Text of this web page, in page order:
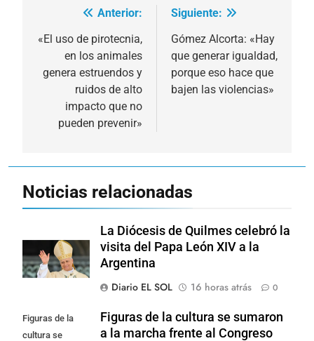
Navegación
de
entradas
Anterior:
«El uso de pirotecnia,
en los animales
genera estruendos y
ruidos de alto
impacto que no
pueden prevenir»
Siguiente:
Gómez Alcorta: «Hay
que generar igualdad,
porque eso hace que
bajen las violencias»
Noticias relacionadas
La Diócesis de Quilmes celebró la
visita del Papa León XIV a la
Argentina
Diario EL SOL
16 horas atrás 0
Figuras de la
cultura se
Figuras de la cultura se sumaron
a la marcha frente al Congreso